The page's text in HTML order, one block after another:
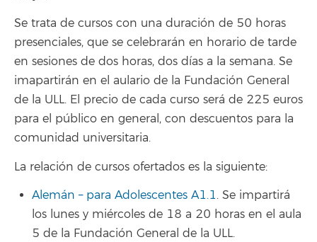
Se trata de cursos con una duración de 50 horas
presenciales, que se celebrarán en horario de tarde
en sesiones de dos horas, dos días a la semana. Se
imapartirán en el aulario de la Fundación General
de la ULL. El precio de cada curso será de 225 euros
para el público en general, con descuentos para la
comunidad universitaria.
La relación de cursos ofertados es la siguiente:
Alemán – para Adolescentes A1.1. Se impartirá
los lunes y miércoles de 18 a 20 horas en el aula
5 de la Fundación General de la ULL.